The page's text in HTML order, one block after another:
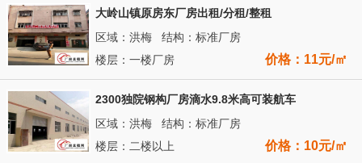
大岭山镇原房东厂房出租/分租/整租
区域：洪梅 结构：标准厂房
楼层：一楼厂房
价格：11元/㎡
2300独院钢构厂房滴水9.8米高可装航车
区域：洪梅 结构：标准厂房
楼层：二楼以上
价格：10元/㎡